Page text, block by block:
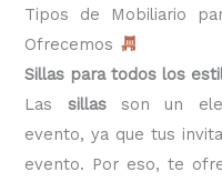
Tipos de Mobiliario
Ofrecemos
Sillas para todos los
Las sillasson un
evento, ya que tus
evento. Por eso, te